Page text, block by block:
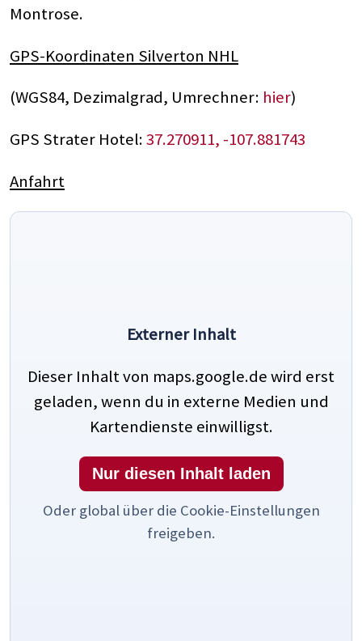
Montrose.
GPS-Koordinaten Silverton NHL
(WGS84, Dezimalgrad, Umrechner: hier)
GPS Strater Hotel:37.270911, -107.881743
Anfahrt
Externer Inhalt
Dieser Inhalt von maps.google.de wird erst
geladen, wenn du in externe Medien und
Kartendienste einwilligst.
Nur diesen Inhalt laden
Oder global über die Cookie-Einstellungen
freigeben.